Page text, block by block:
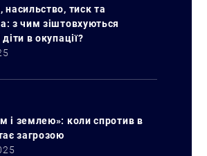
насильство, тиск та
з чим зіштовхуються
діти в окупації?
і землею»: коли спротив в
загрозою